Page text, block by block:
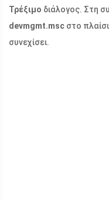
Τρέξιμο διάλογος. Στη
devmgmt.msc στο
συνεχίσει.